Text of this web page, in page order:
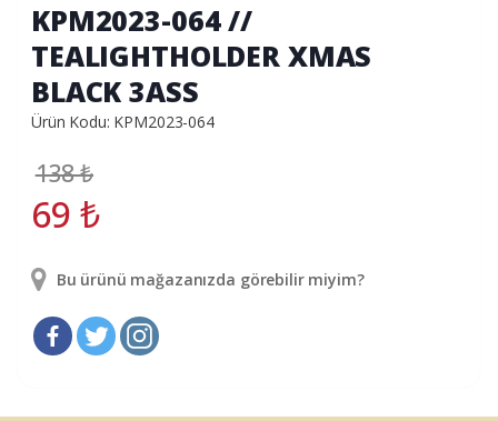
KPM2023-064 //
TEALIGHTHOLDER XMAS
BLACK 3ASS
Ürün Kodu: KPM2023-064
138₺
69 ₺
Bu ürünü mağazanızda görebilir miyim?